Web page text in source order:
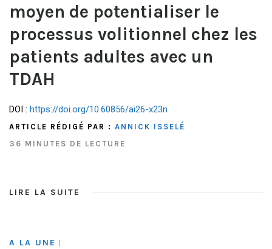
moyen de potentialiser le
processus volitionnel chez les
patients adultes avec un
TDAH
DOI : https://doi.org/10.60856/ai26-x23n
ARTICLE RÉDIGÉ PAR : ANNICK ISSELÉ
36 MINUTES DE LECTURE
LIRE LA SUITE
A LA UNE